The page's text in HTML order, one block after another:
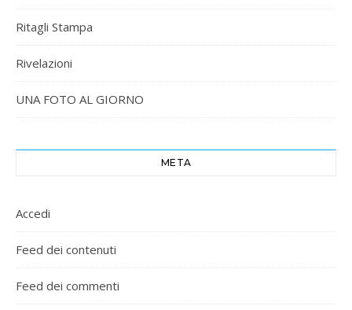
Ritagli Stampa
Rivelazioni
UNA FOTO AL GIORNO
META
Accedi
Feed dei contenuti
Feed dei commenti